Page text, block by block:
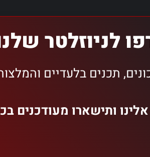
לניוזלטר
תכנים בלעדיים
ותישארו מעודכנים